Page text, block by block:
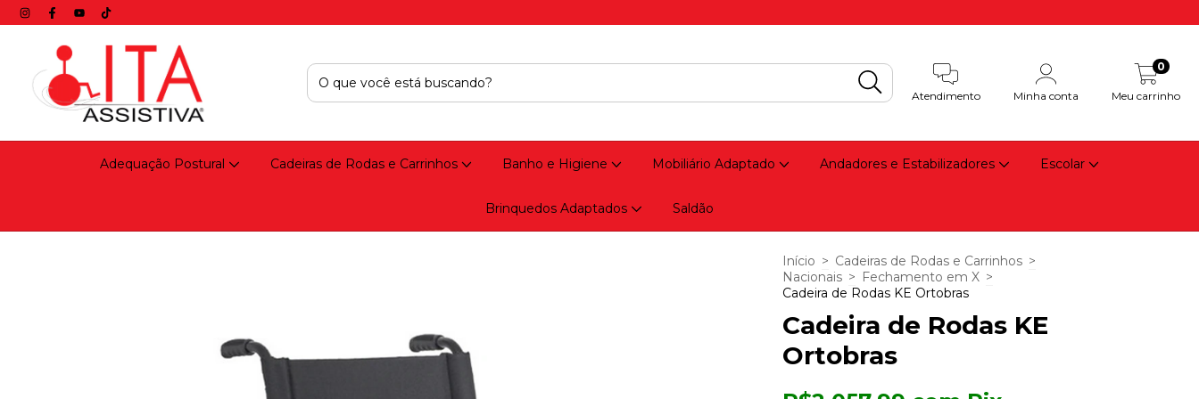
Atendimento Minha conta Meu carrinho
0
Adequação Postural Cadeiras de Rodas e Carrinhos Banho e Higiene Mobiliário Adaptado Andadores e Estabilizadores Escolar
Brinquedos Adaptados Saldão
Início > Cadeiras de Rodas e Carrinhos >
Nacionais > Fechamento em X >
Cadeira de Rodas KE Ortobras
Cadeira de Rodas KE
Ortobras